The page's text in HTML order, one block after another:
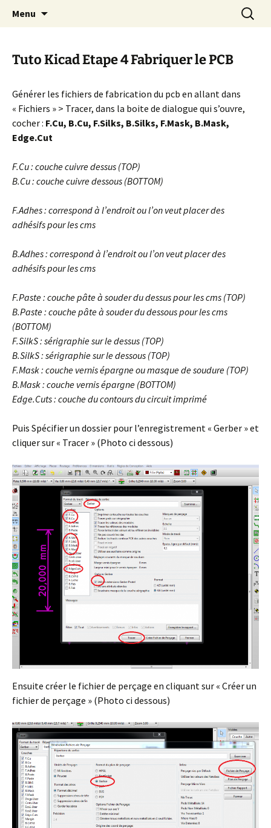
Christian Pc
Cours Dépannages informatique
Interventions rapides création de sites
Menu
Tuto Kicad Etape 4 Fabriquer le PCB
Générer les fichiers de fabrication du pcb en allant dans
« Fichiers » > Tracer, dans la boite de dialogue qui s’ouvre,
cocher : F.Cu, B.Cu, F.Silks, B.Silks, F.Mask, B.Mask,
Edge.Cut
F.Cu : couche cuivre dessus (TOP)
B.Cu : couche cuivre dessous (BOTTOM)
F.Adhes : correspond à l’endroit ou l’on veut placer des
adhésifs pour les cms
B.Adhes : correspond à l’endroit ou l’on veut placer des
adhésifs pour les cms
F.Paste : couche pâte à souder du dessus pour les cms (TOP)
B.Paste : couche pâte à souder du dessous pour les cms
(BOTTOM)
F.SilkS : sérigraphie sur le dessus (TOP)
B.SilkS : sérigraphie sur le dessous (TOP)
F.Mask : couche vernis épargne ou masque de soudure (TOP)
B.Mask : couche vernis épargne (BOTTOM)
Edge.Cuts : couche du contours du circuit imprimé
Puis Spécifier un dossier pour l’enregistrement « Gerber » et
cliquer sur « Tracer » (Photo ci dessous)
Ensuite créer le fichier de perçage en cliquant sur « Créer un
fichier de perçage » (Photo ci dessous)